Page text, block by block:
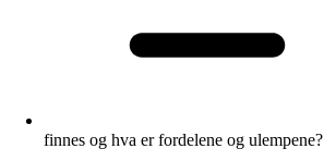
finnes og hva er fordelene og ulempene?